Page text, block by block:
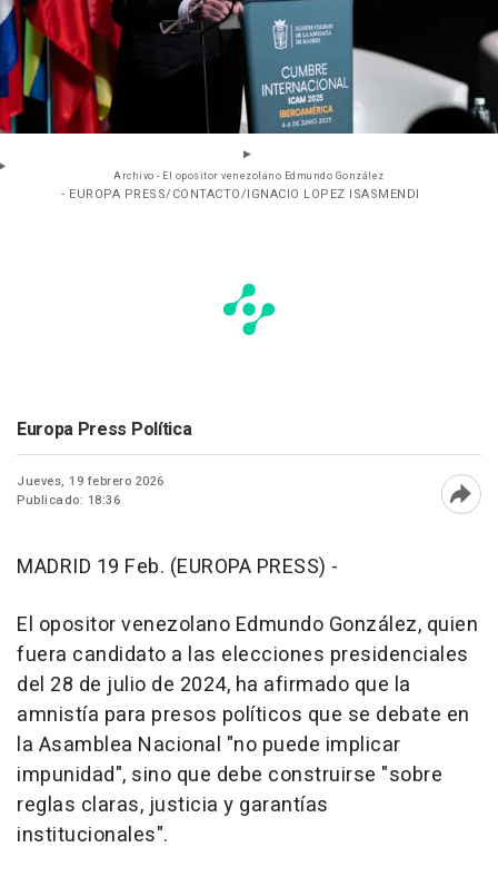
Archivo - El opositor venezolano Edmundo González
- EUROPA PRESS/CONTACTO/IGNACIO LOPEZ ISASMENDI
Europa Press Política
Jueves, 19 febrero 2026
Publicado: 18:36
MADRID 19 Feb. (EUROPA PRESS) -
El opositor venezolano Edmundo González, quien
fuera candidato a las elecciones presidenciales
del 28 de julio de 2024, ha afirmado que la
amnistía para presos políticos que se debate en
la Asamblea Nacional "no puede implicar
impunidad", sino que debe construirse "sobre
reglas claras, justicia y garantías
institucionales".